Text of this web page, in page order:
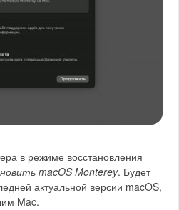
в режиме восстановления
macOS Monterey. Будет
актуальной версии macOS,
Mac.